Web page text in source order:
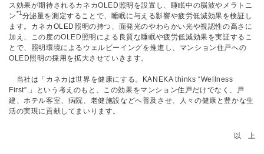
ス効果が期待されるカネカOLED照明を設置し、睡眠中の脳波やメラトニ
ン*1分泌量を測定することで、睡眠に与える影響や疲労低減効果を検証し
ます。カネカOLED照明の持つ、面発光のやわらかい光や視認性の高さに
加え、この度のOLED照明による良質な睡眠や疲労低減効果を実証するこ
とで、照明環境によるウェルビーイングを推進し、マンション住戸への
OLED照明の採用を拡大させていきます。
当社は「カネカは世界を健康にする。KANEKA thinks “Wellness
First”.」という考えのもと、この効果をマンション住戸だけでなく、戸
建、ホテル客室、病院、老健施設などへ普及させ、人々の健康と豊かな生
活の実現に貢献してまいります。
以 上